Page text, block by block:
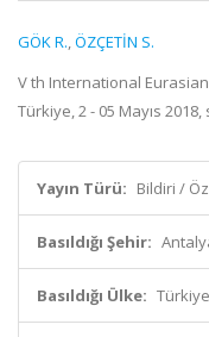
GÖK R.,ÖZÇETİN S.
V th International
Türkiye, 2 - 05 Mayıs
Yayın Türü: Bildiri /
Basıldığı Şehir:
Basıldığı Ülke: Türkiye